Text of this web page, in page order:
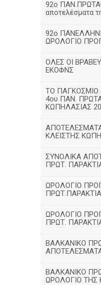
92ο
αποτελέσματα
92ο
ΩΡΟΛΟΓΙΟ
ΟΛΕΣ ΟΙ
ΕΚΟΦΝΣ
TΟ ΠΑΓΚΟΣΜΙΟ
4ου ΠΑΝ.
ΚΩΠΗΛΑΣΙΑΣ
ΚΛΕΙΣΤΗΣ
ΣΥΝΟΛΙΚΑ
ΠΡΩΤ.
ΩΡΟΛΟΓΙΟ
ΩΡΟΛΟΓΙΟ
ΠΡΩΤ.
ΒΑΛΚΑΝΙΚΟ
ΒΑΛΚΑΝΙΚΟ
ΩΡΟΛΟΓΙΟ ΤΗΣ